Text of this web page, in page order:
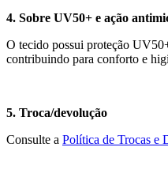
4. Sobre UV50+ e ação
O tecido possui proteção
contribuindo para conforto e
5. Troca/devolução
Consulte a Política de Trocas e